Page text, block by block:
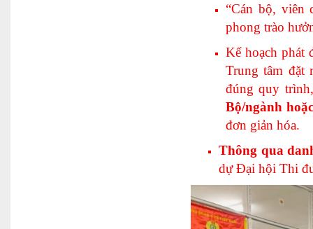
“Cán bộ, viên
phong trào
Kế hoạch phát
Trung tâm đặt
đúng quy
Bộ/ngành
đơn giản hóa.
Thông qua
dự Đại hội Thi